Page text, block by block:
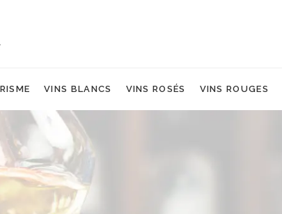
VINS BLANCS VINS ROSÉS VINS ROUGES